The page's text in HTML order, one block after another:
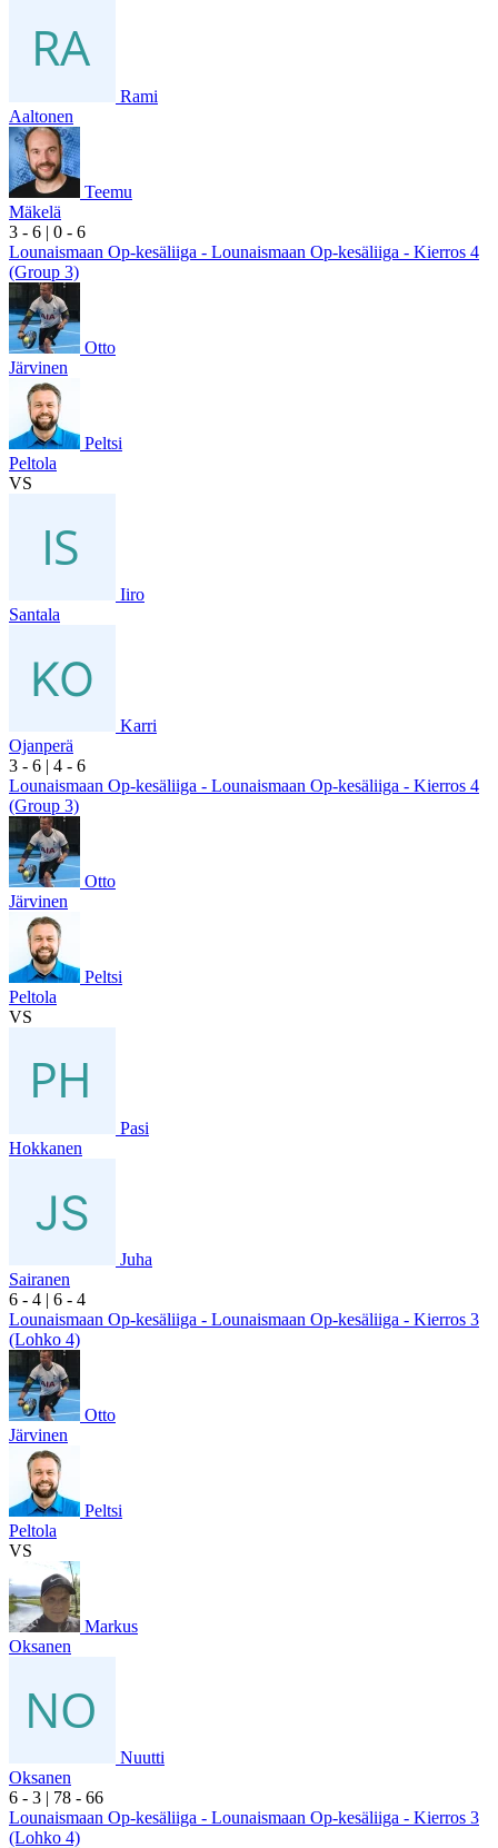
Rami
Aaltonen
Teemu
Mäkelä
3 - 6 | 0 - 6
Lounaismaan Op-kesäliiga - Lounaismaan Op-kesäliiga - Kierros 4
(Group 3)
Otto
Järvinen
Peltsi
Peltola
VS
Iiro
Santala
Karri
Ojanperä
3 - 6 | 4 - 6
Lounaismaan Op-kesäliiga - Lounaismaan Op-kesäliiga - Kierros 4
(Group 3)
Otto
Järvinen
Peltsi
Peltola
VS
Pasi
Hokkanen
Juha
Sairanen
6 - 4 | 6 - 4
Lounaismaan Op-kesäliiga - Lounaismaan Op-kesäliiga - Kierros 3
(Lohko 4)
Otto
Järvinen
Peltsi
Peltola
VS
Markus
Oksanen
Nuutti
Oksanen
6 - 3 | 78 - 66
Lounaismaan Op-kesäliiga - Lounaismaan Op-kesäliiga - Kierros 3
(Lohko 4)